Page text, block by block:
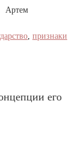
Артем
, признаки
его